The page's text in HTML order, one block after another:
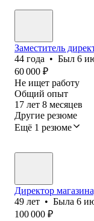
Заместитель
44 года • Был 6
60 000 ₽
Не ищет работу
Общий опыт
17 лет 8 месяцев
Другие резюме
Ещё 1 резюме
Директор
49 лет • Была 6
100 000 ₽